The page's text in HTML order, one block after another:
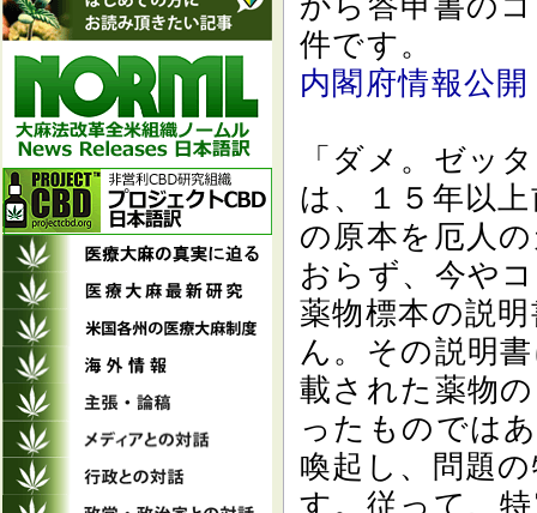
件です。
内閣府情報公
「ダメ。ゼッ
は、１５年以
の原本を厄人
おらず、今や
薬物標本の説
ん。その説明
載された薬物
ったものでは
喚起し、問題
す。従って、